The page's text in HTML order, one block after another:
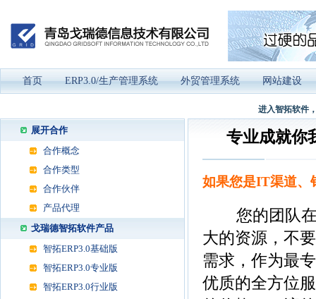
首页 ERP3.0/生产管理系统 外贸管理系统 网站建设
进入智拓软件，
专业成就你
如果您是IT渠道、
您的团队在
大的资源，不
需求，作为最
优质的全方位
展开合作
合作概念
合作类型
合作伙伴
产品代理
戈瑞德智拓软件产品
智拓ERP3.0基础版
智拓ERP3.0专业版
智拓ERP3.0行业版